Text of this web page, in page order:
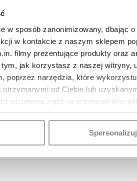
w sposób zanonimizowany, dbając
w kontakcie z naszym sklepem
filmy prezentujące produkty oraz
jak korzystasz z naszej witryny,
poprzez narzędzia, które
od Ciebie lub
udzielenia zgód na przetwarzanie
Spersonalizuj